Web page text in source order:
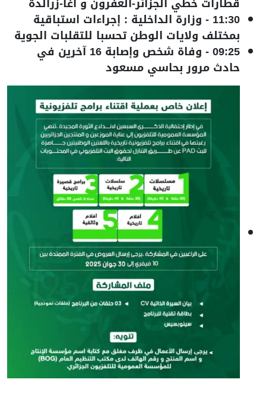
11:30
- وزارة الداخلية : إجراءات استباقية
بمختلف ولايات الوطن تحسبا للتقلبات الجوية
09:25
- وفاة شخص وإصابة 16 آخرين في
حادث مرور بحاسي مسعود